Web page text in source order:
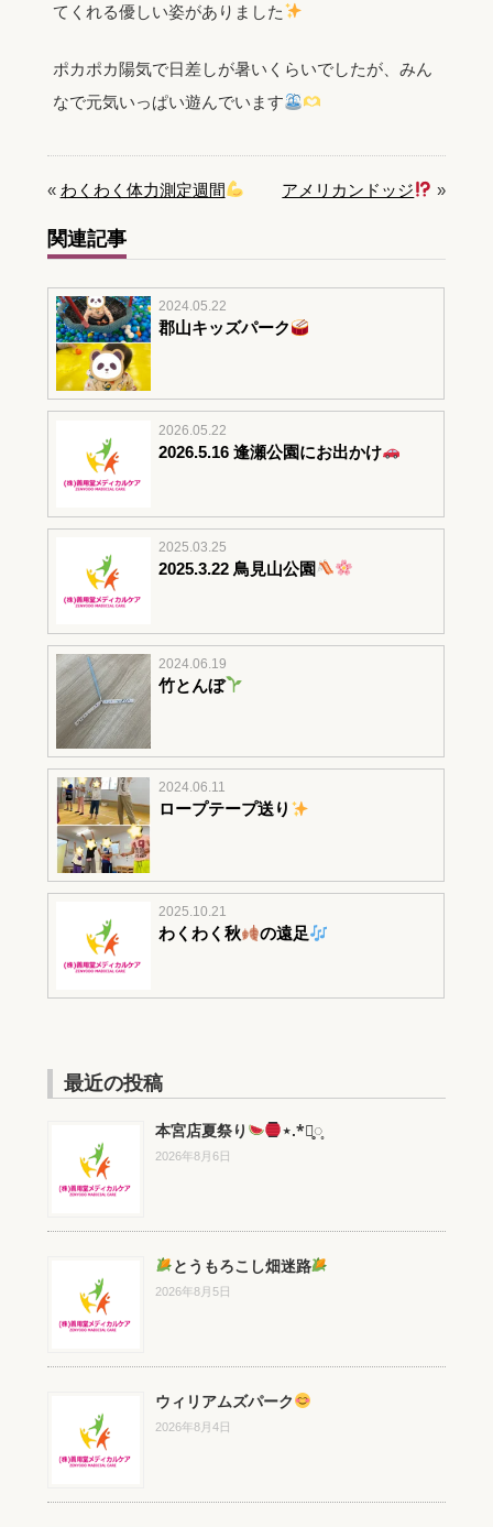
てくれる優しい姿がありました
ポカポカ陽気で日差しが暑いくらいでしたが、みん
なで元気いっぱい遊んでいます
« わくわく体力測定週間 アメリカンドッジ »
関連記事
2024.05.22
郡山キッズパーク
2026.05.22
2026.5.16 逢瀬公園にお出かけ
2025.03.25
2025.3.22 鳥見山公園
2024.06.19
竹とんぼ
2024.06.11
ロープテープ送り
2025.10.21
わくわく秋 の遠足
最近の投稿
本宮店夏祭り ⋆.*⃝̥◌̥
2026年8月6日
とうもろこし畑迷路
2026年8月5日
ウィリアムズパーク
2026年8月4日